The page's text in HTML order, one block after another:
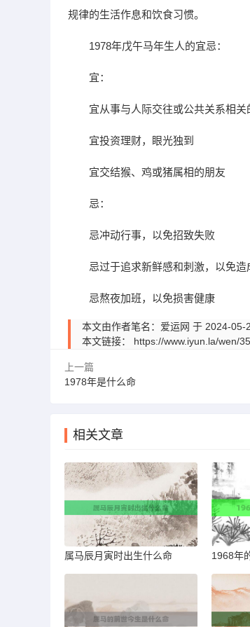
规律的生活作息和饮食习惯。
1978年戊午马年生人的宜忌：
宜：
宜从事与人际交往或公共关系相关
宜投资理财，眼光独到
宜交结猴、鸡或猪属相的朋友
忌：
忌冲动行事，以免招致失败
忌过于追求新鲜感和刺激，以免造
忌熬夜加班，以免损害健康
本文由作者笔名：爱运网 于 2024-05-
本文链接： https://www.iyun.la/wen/
上一篇
1978年是什么命
相关文章
属马辰月寅时出生什么命 1968年